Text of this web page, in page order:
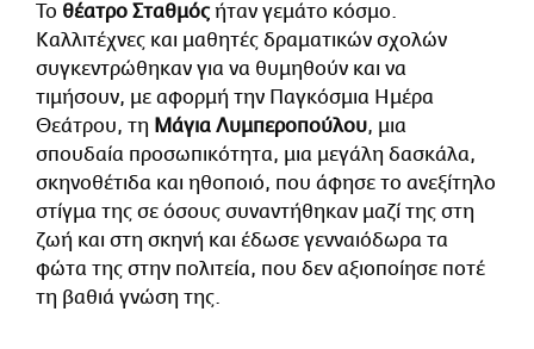
Το θέατρο Σταθμόςήταν γεμάτο κόσμο.
Καλλιτέχνες και μαθητές δραματικών σχολών
συγκεντρώθηκαν για να θυμηθούν και να
τιμήσουν, με αφορμή την Παγκόσμια Ημέρα
Θεάτρου, τη Μάγια Λυμπεροπούλου, μια
σπουδαία προσωπικότητα, μια μεγάλη δασκάλα,
σκηνοθέτιδα και ηθοποιό, που άφησε το ανεξίτηλο
στίγμα της σε όσους συναντήθηκαν μαζί της στη
ζωή και στη σκηνή και έδωσε γενναιόδωρα τα
φώτα της στην πολιτεία, που δεν αξιοποίησε ποτέ
τη βαθιά γνώση της.